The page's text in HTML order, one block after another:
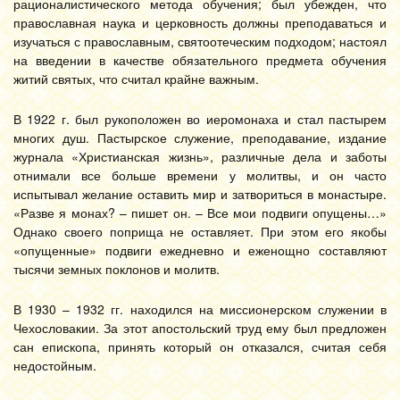
рационалистического метода обучения; был убежден, что
православная наука и церковность должны преподаваться и
изучаться с православным, святоотеческим подходом; настоял
на введении в качестве обязательного предмета обучения
житий святых, что считал крайне важным.
В 1922 г. был рукоположен во иеромонаха и стал пастырем
многих душ. Пастырское служение, преподавание, издание
журнала «Христианская жизнь», различные дела и заботы
отнимали все больше времени у молитвы, и он часто
испытывал желание оставить мир и затвориться в монастыре.
«Разве я монах? – пишет он. – Все мои подвиги опущены…»
Однако своего поприща не оставляет. При этом его якобы
«опущенные» подвиги ежедневно и еженощно составляют
тысячи земных поклонов и молитв.
В 1930 – 1932 гг. находился на миссионерском служении в
Чехословакии. За этот апостольский труд ему был предложен
сан епископа, принять который он отказался, считая себя
недостойным.